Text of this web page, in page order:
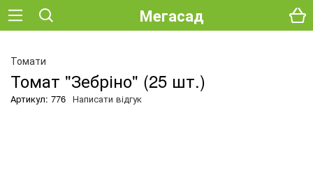
Мегасад
Томати
Томат "Зебріно" (25 шт.)
Артикул: 776 Написати відгук